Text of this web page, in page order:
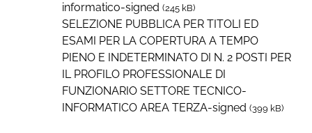
informatico-signed (245 kB)
SELEZIONE PUBBLICA PER TITOLI ED
ESAMI PER LA COPERTURA A TEMPO
PIENO E INDETERMINATO DI N. 2 POSTI PER
IL PROFILO PROFESSIONALE DI
FUNZIONARIO SETTORE TECNICO-
INFORMATICO AREA TERZA-signed (399 kB)